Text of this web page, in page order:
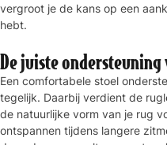
vergroot je de kans op een
hebt.
De juiste
Een comfortabele stoel
tegelijk. Daarbij verdient de
de natuurlijke vorm van je rug
ontspannen tijdens langere